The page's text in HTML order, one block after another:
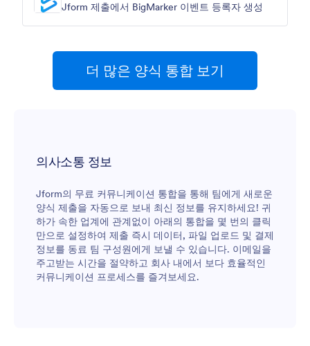
Jform 제출에서 BigMarker 이벤트 등록자 생성
더 많은 양식 통합 보기
의사소통 정보
Jform의 무료 커뮤니케이션 통합을 통해 팀에게 새로운
양식 제출을 자동으로 보내 최신 정보를 유지하세요! 귀
하가 속한 업계에 관계없이 아래의 통합을 몇 번의 클릭
만으로 설정하여 제출 즉시 데이터, 파일 업로드 및 결제
정보를 동료 팀 구성원에게 보낼 수 있습니다. 이메일을
주고받는 시간을 절약하고 회사 내에서 보다 효율적인
커뮤니케이션 프로세스를 즐겨보세요.